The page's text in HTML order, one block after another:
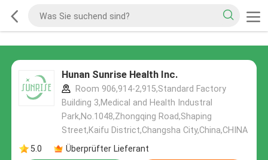
Hunan Sunrise Health Inc.
Room 906,914-2,915,Standard Factory
Building 3,Medical and Health Industral
Park,No.1048,Zhongqing Road,Shaping
Street,Kaifu District,Changsha City,China,CHINA
5.0
Überprüfter Lieferant